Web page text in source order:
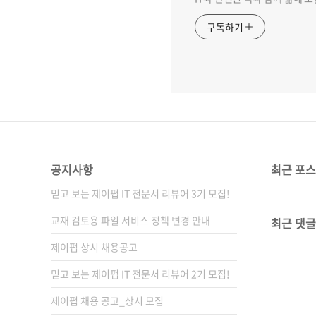
구독하기
공지사항
믿고 보는 제이펍 IT 전문서 리뷰어 3기 모집!
교재 검토용 파일 서비스 정책 변경 안내
제이펍 상시 채용공고
믿고 보는 제이펍 IT 전문서 리뷰어 2기 모집!
제이펍 채용 공고_상시 모집
최근 포
최근 댓글